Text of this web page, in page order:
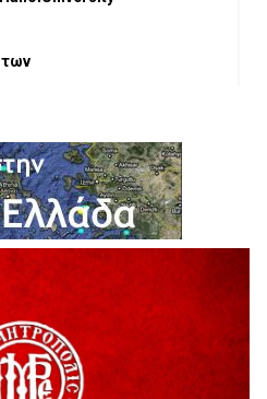
της οδού Περιβόλι –
δύναμη
ΣΤΟΝ ΠΡΩΤΕΑ